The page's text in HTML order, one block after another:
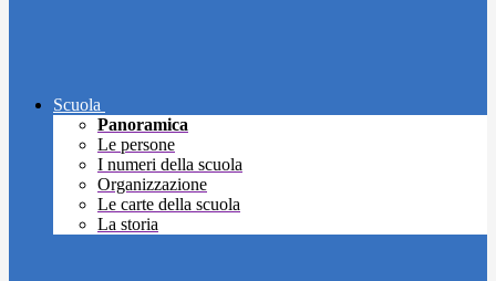
Scuola
Panoramica
Le persone
I numeri della scuola
Organizzazione
Le carte della scuola
La storia